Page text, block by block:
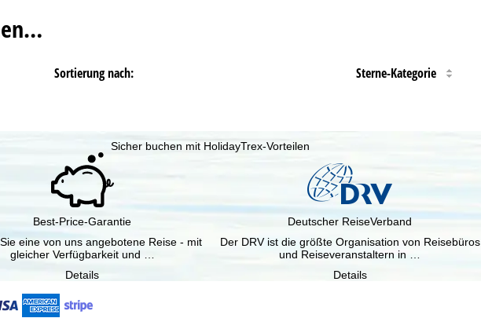
Sortierung nach: Sterne-Kategorie
Sicher buchen mit HolidayTrex-Vorteilen
Best-Price-Garantie
eine von uns angebotene Reise - mit
gleicher Verfügbarkeit und …
Details
Deutscher ReiseVerband
Der DRV ist die größte Organisation von Reisebüros
und Reiseveranstaltern in …
Details